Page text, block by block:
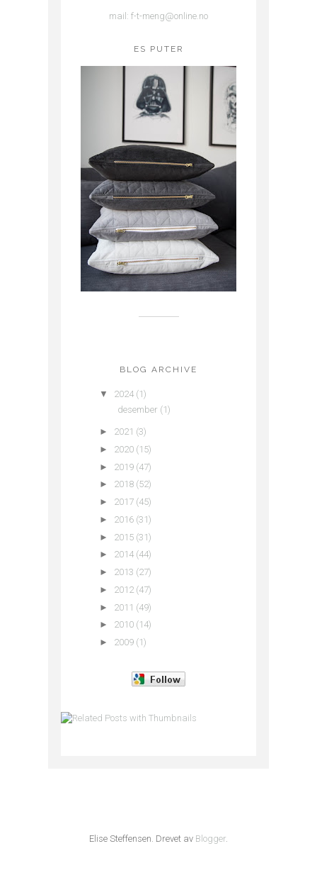
mail: f-t-meng@online.no
ES PUTER
BLOG ARCHIVE
▼ 2024 (1)
desember (1)
► 2021 (3)
► 2020 (15)
► 2019 (47)
► 2018 (52)
► 2017 (45)
► 2016 (31)
► 2015 (31)
► 2014 (44)
► 2013 (27)
► 2012 (47)
► 2011 (49)
► 2010 (14)
► 2009 (1)
Elise Steffensen. Drevet av Blogger.